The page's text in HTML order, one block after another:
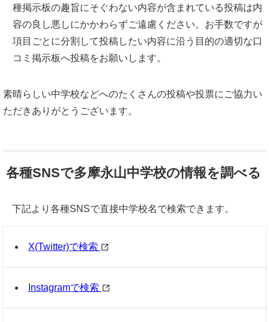
種掲示板の趣旨にそぐわない内容が含まれている投稿は内
容の良し悪しにかかわらずご遠慮ください。お手数ですが
項目ごとに分割して投稿したい内容に沿う目的の適切な口
コミ掲示板へ投稿をお願いします。
素晴らしい中学校などへのたくさんの投稿や投票にご協力い
ただきありがとうございます。
各種SNSで多摩永山中学校の情報を調べる
下記より各種SNSで直接中学校名で検索できます。
X(Twitter)で検索
Instagramで検索